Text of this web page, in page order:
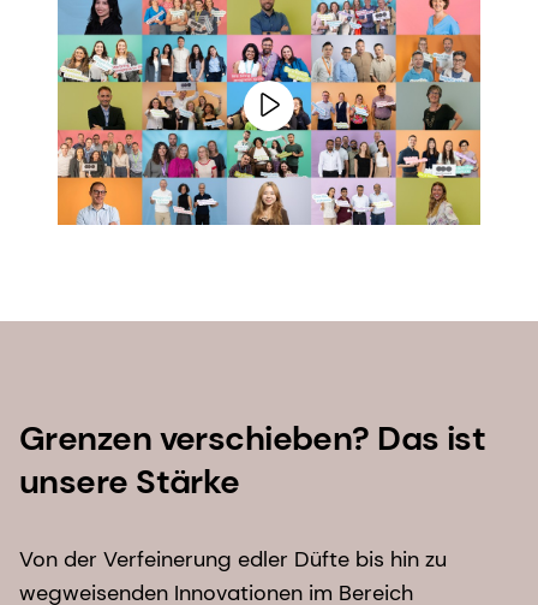
Grenzen verschieben? Das ist
unsere Stärke
Von der Verfeinerung edler Düfte bis hin zu
wegweisenden Innovationen im Bereich